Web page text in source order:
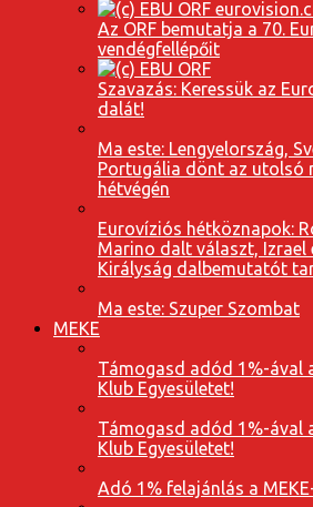
Az ORF bemutatja a 70.
vendégfellépőit
Szavazás: Keressük az
dalát!
Ma este: Lengyelország,
Portugália dönt az utolsó
hétvégén
Eurovíziós hétköznapok:
Marino dalt választ, Izrael
Királyság dalbemutatót
Ma este: Szuper Szombat
MEKE
Támogasd adód 1%-ával
Klub Egyesületet!
Támogasd adód 1%-ával
Klub Egyesületet!
Adó 1% felajánlás a